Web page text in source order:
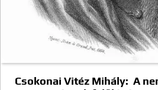
Csokonai Vitéz Mihály: A